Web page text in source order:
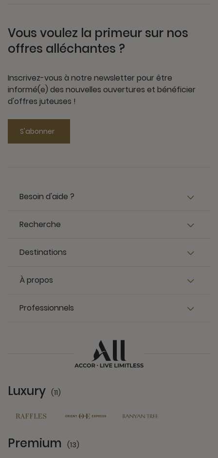
Vous voulez la primeur sur nos
offres alléchantes ?
Inscrivez-vous à notre newsletter pour être
informé(e) des nouvelles ouvertures et bénéficier
d'offres juteuses !
S'abonner
Besoin d'aide ?
Recherche
Destinations
À propos
Professionnels
Luxury (11)
Premium (13)